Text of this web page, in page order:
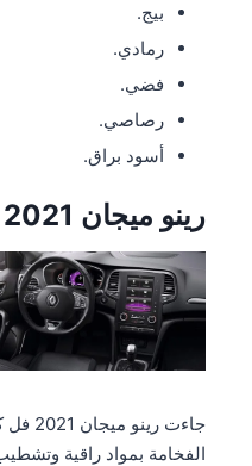
بيج.
رمادي.
فضي.
رصاصي.
أسود براق.
رينو ميجان 2021 من الداخل
جاءت
الفخامة بمواد راقية